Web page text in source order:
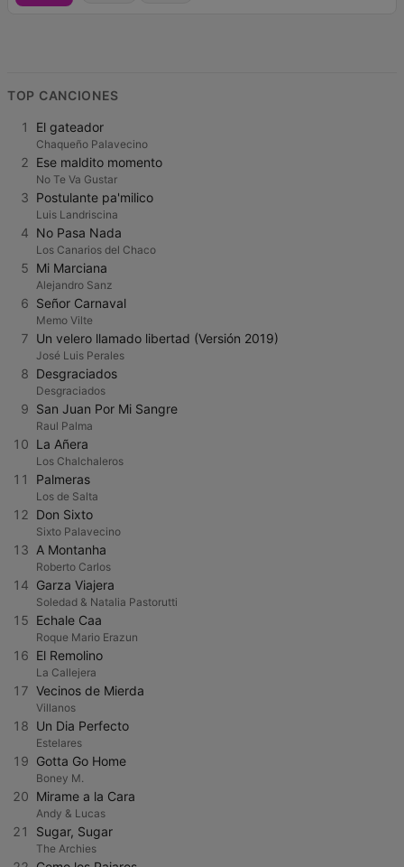
TOP CANCIONES
1 El gateador
Chaqueño Palavecino
2 Ese maldito momento
No Te Va Gustar
3 Postulante pa'milico
Luis Landriscina
4 No Pasa Nada
Los Canarios del Chaco
5 Mi Marciana
Alejandro Sanz
6 Señor Carnaval
Memo Vilte
7 Un velero llamado libertad (Versión 2019)
José Luis Perales
8 Desgraciados
Desgraciados
9 San Juan Por Mi Sangre
Raul Palma
10 La Añera
Los Chalchaleros
11 Palmeras
Los de Salta
12 Don Sixto
Sixto Palavecino
13 A Montanha
Roberto Carlos
14 Garza Viajera
Soledad & Natalia Pastorutti
15 Echale Caa
Roque Mario Erazun
16 El Remolino
La Callejera
17 Vecinos de Mierda
Villanos
18 Un Dia Perfecto
Estelares
19 Gotta Go Home
Boney M.
20 Mirame a la Cara
Andy & Lucas
21 Sugar, Sugar
The Archies